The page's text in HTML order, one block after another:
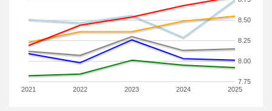
2021 2022 2023 2024 2025
7.75
8.00
8.25
8.50